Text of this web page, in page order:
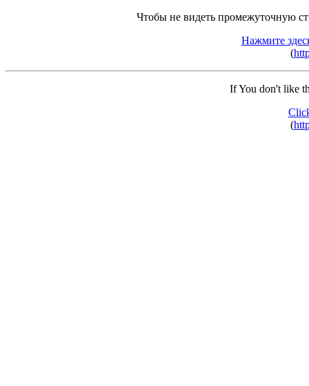
Чтобы не видеть промежуточную
Нажмите
(
If You don't like
(